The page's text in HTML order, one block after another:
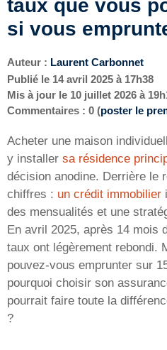
taux que vous
si vous
Auteur : Laurent Carbonnet
Publié le 14 avril 2025 à 17h38
Mis à jour le 10 juillet 2026 à
Commentaires : 0 (poster le
Acheter une maison
y installer sa résidence
décision anodine. Derrière le
chiffres : un crédit immobilier
des mensualités et une
En avril 2025, après 14 mois
taux ont légèrement rebondi.
pouvez-vous emprunter sur
pourquoi choisir son
pourrait faire toute la
?